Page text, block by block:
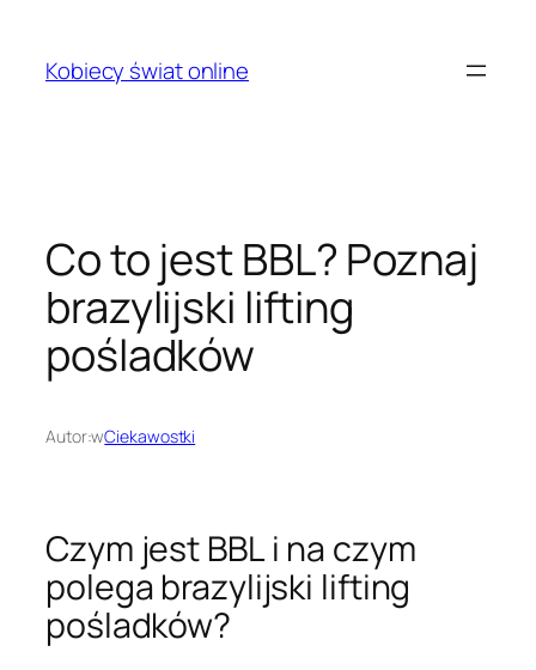
treściKobiecy świat online
Co to jest BBL? Poznaj
brazylijski lifting
pośladków
Autor:wCiekawostki
Czym jest BBL i na czym
polega brazylijski lifting
pośladków?